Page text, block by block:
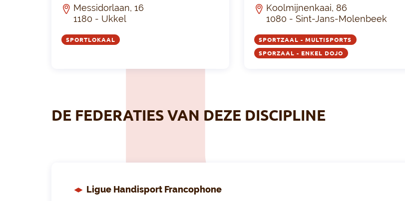
Messidorlaan, 16
1180 - Ukkel
SPORTLOKAAL
Koolmijnenkaai, 86
1080 - Sint-Jans-Molenbeek
SPORTZAAL - MULTISPORTS
SPORZAAL - ENKEL DOJO
DE FEDERATIES VAN DEZE DISCIPLINE
Ligue Handisport Francophone